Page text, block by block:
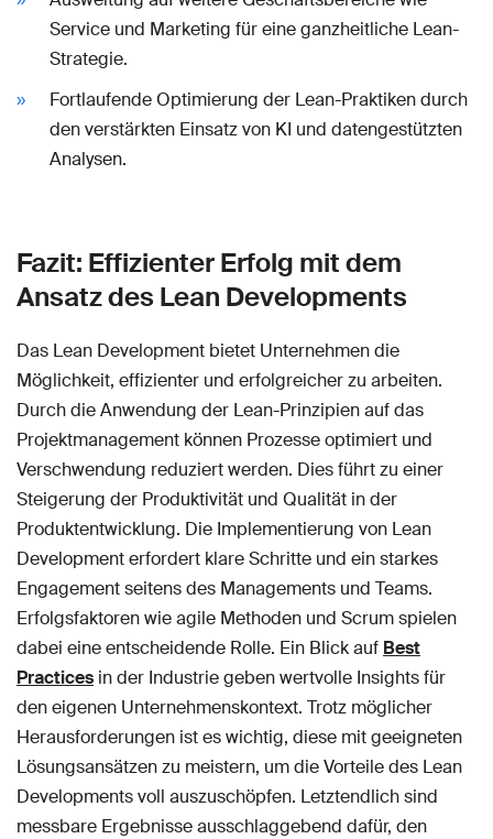
Service und Marketing für eine ganzheitliche Lean-
Strategie.
Fortlaufende Optimierung der Lean-Praktiken durch
den verstärkten Einsatz von KI und datengestützten
Analysen.
Fazit: Effizienter Erfolg mit dem
Ansatz des Lean Developments
Das Lean Development bietet Unternehmen die
Möglichkeit, effizienter und erfolgreicher zu arbeiten.
Durch die Anwendung der Lean-Prinzipien auf das
Projektmanagement können Prozesse optimiert und
Verschwendung reduziert werden. Dies führt zu einer
Steigerung der Produktivität und Qualität in der
Produktentwicklung. Die Implementierung von Lean
Development erfordert klare Schritte und ein starkes
Engagement seitens des Managements und Teams.
Erfolgsfaktoren wie agile Methoden und Scrum spielen
dabei eine entscheidende Rolle. Ein Blick auf Best
Practices in der Industrie geben wertvolle Insights für
den eigenen Unternehmenskontext. Trotz möglicher
Herausforderungen ist es wichtig, diese mit geeigneten
Lösungsansätzen zu meistern, um die Vorteile des Lean
Developments voll auszuschöpfen. Letztendlich sind
messbare Ergebnisse ausschlaggebend dafür, den